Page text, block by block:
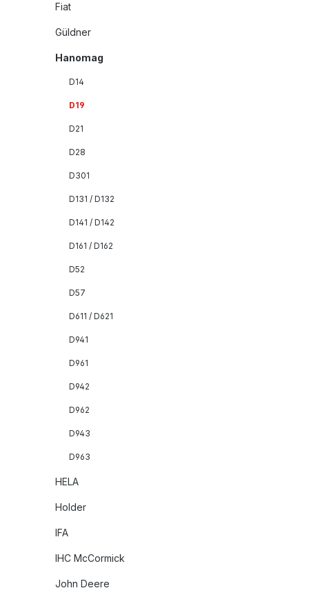
Fiat
Güldner
Hanomag
D14
D19
D21
D28
D301
D131 / D132
D141 / D142
D161 / D162
D52
D57
D611 / D621
D941
D961
D942
D962
D943
D963
HELA
Holder
IFA
IHC McCormick
John Deere